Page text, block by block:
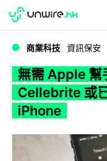
WWDC 2026
商業科技 資訊保安
無需 Apple 幫
Cellebrite 或
iPhone